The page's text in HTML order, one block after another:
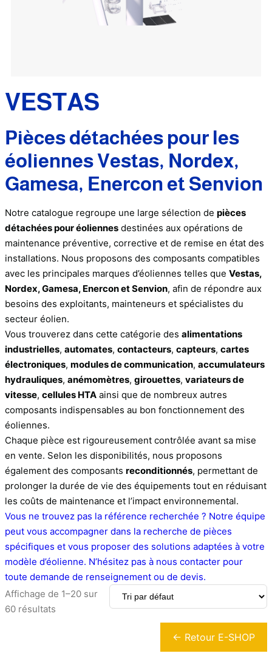
VESTAS
Pièces détachées pour les
éoliennes Vestas, Nordex,
Gamesa, Enercon et Senvion
Notre catalogue regroupe une large sélection de pièces
détachées pour éoliennes destinées aux opérations de
maintenance préventive, corrective et de remise en état des
installations. Nous proposons des composants compatibles
avec les principales marques d’éoliennes telles que Vestas,
Nordex, Gamesa, Enercon et Senvion, afin de répondre aux
besoins des exploitants, mainteneurs et spécialistes du
secteur éolien.
Vous trouverez dans cette catégorie des alimentations
industrielles, automates, contacteurs, capteurs, cartes
électroniques, modules de communication, accumulateurs
hydrauliques, anémomètres, girouettes, variateurs de
vitesse, cellules HTA ainsi que de nombreux autres
composants indispensables au bon fonctionnement des
éoliennes.
Chaque pièce est rigoureusement contrôlée avant sa mise
en vente. Selon les disponibilités, nous proposons
également des composants reconditionnés, permettant de
prolonger la durée de vie des équipements tout en réduisant
les coûts de maintenance et l’impact environnemental.
Vous ne trouvez pas la référence recherchée ? Notre équipe
peut vous accompagner dans la recherche de pièces
spécifiques et vous proposer des solutions adaptées à votre
modèle d’éolienne. N’hésitez pas à nous contacter pour
toute demande de renseignement ou de devis.
Affichage de 1–20 sur
60 résultats
← Retour E-SHOP